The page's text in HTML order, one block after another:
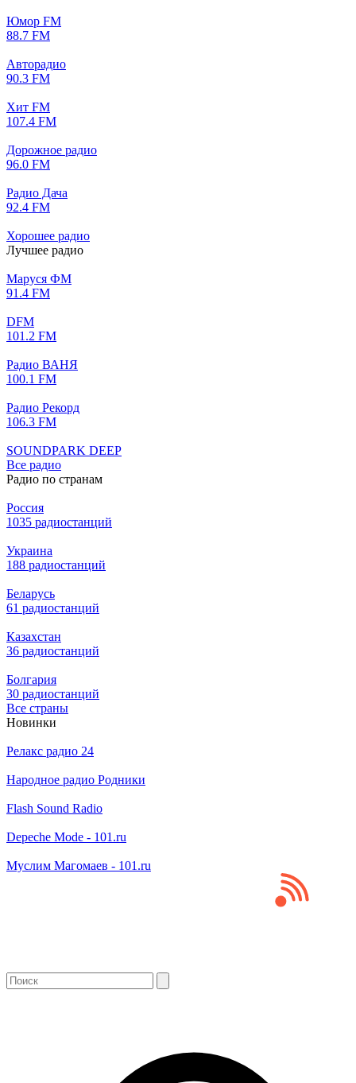
Юмор FM
88.7 FM
Авторадио
90.3 FM
Хит FM
107.4 FM
Дорожное радио
96.0 FM
Радио Дача
92.4 FM
Хорошее радио
Лучшее радио
Маруся ФМ
91.4 FM
DFM
101.2 FM
Радио ВАНЯ
100.1 FM
Радио Рекорд
106.3 FM
SOUNDPARK DEEP
Все радио
Радио по странам
Россия
1035 радиостанций
Украина
188 радиостанций
Беларусь
61 радиостанций
Казахстан
36 радиостанций
Болгария
30 радиостанций
Все страны
Новинки
Релакс радио 24
Народное радио Родники
Flash Sound Radio
Depeche Mode - 101.ru
Муслим Магомаев - 101.ru